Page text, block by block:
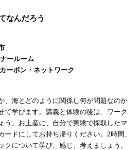
なんだろう
ールーム
ーボン・ネットワーク
、海とどのように関係し何が問題なのか
て学びます。講義と体験の後は、ワーク
う。お土産に、自分で実験で採取したマ
ードにしてお持ち帰りください。2時間、
クについて学び、感じ、考えましょう。